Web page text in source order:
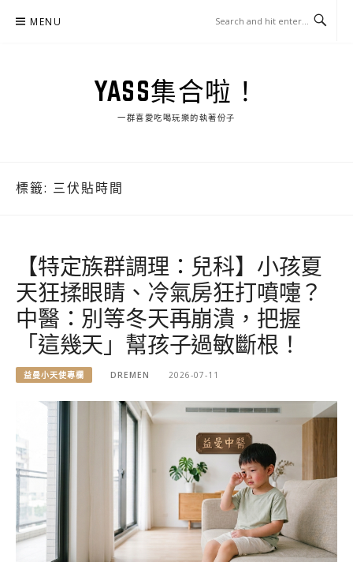
MENU
YASS集合啦！
一群喜愛吃喝玩樂的執著份子
標籤: 三伏貼時間
【特定族群調理：兒科】小孩夏
天狂揉眼睛、冷氣房狂打噴嚏？
中醫：別等冬天再崩潰，把握
「這幾天」幫孩子過敏斷根！
益曼小天使專欄 DREMEN 2026-07-11